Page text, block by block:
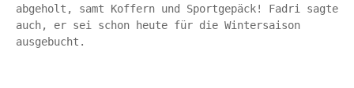
abgeholt, samt Koffern und Sportgepäck! Fadri sagte
auch, er sei schon heute für die Wintersaison
ausgebucht.